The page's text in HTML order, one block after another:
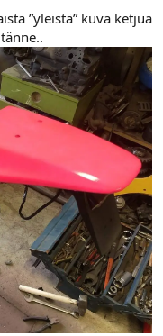
”yleistä” kuva ketjua